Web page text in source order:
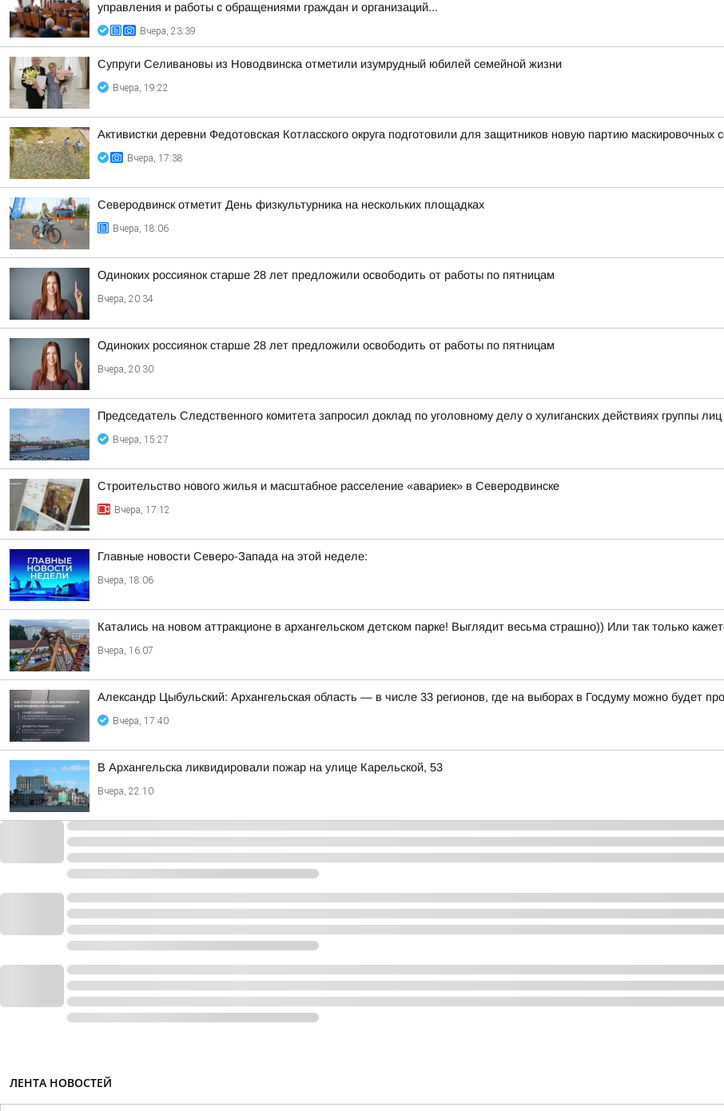
управления и работы с обращениями граждан и организаций...
Вчера, 23:39
Супруги Селивановы из Новодвинска отметили изумрудный юбилей семейной жизни
Вчера, 19:22
Активистки деревни Федотовская Котласского округа подготовили для защитников новую партию маскировочных
Вчера, 17:38
Северодвинск отметит День физкультурника на нескольких площадках
Вчера, 18:06
Одиноких россиянок старше 28 лет предложили освободить от работы по пятницам
Вчера, 20:34
Одиноких россиянок старше 28 лет предложили освободить от работы по пятницам
Вчера, 20:30
Председатель Следственного комитета запросил доклад по уголовному делу о хулиганских действиях группы
Вчера, 15:27
Строительство нового жилья и масштабное расселение «авариек» в Северодвинске
Вчера, 17:12
Главные новости Северо-Запада на этой неделе:
Вчера, 18:06
Катались на новом аттракционе в архангельском детском парке! Выглядит весьма страшно)) Или так только
Вчера, 16:07
Александр Цыбульский: Архангельская область — в числе 33 регионов, где на выборах в Госдуму можно будет
Вчера, 17:40
В Архангельска ликвидировали пожар на улице Карельской, 53
Вчера, 22:10
ЛЕНТА НОВОСТЕЙ